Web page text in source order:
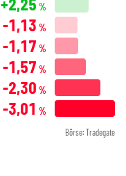
%
-1,13 %
-1,17 %
-1,57 %
-2,30 %
-3,01 %
Börse: Tradegate